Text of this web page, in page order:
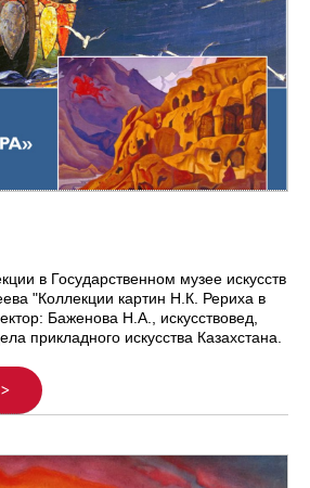
в Государственном музее искусств
"Коллекции картин Н.К. Рериха в
Баженова Н.А., искусствовед,
прикладного искусства Казахстана.